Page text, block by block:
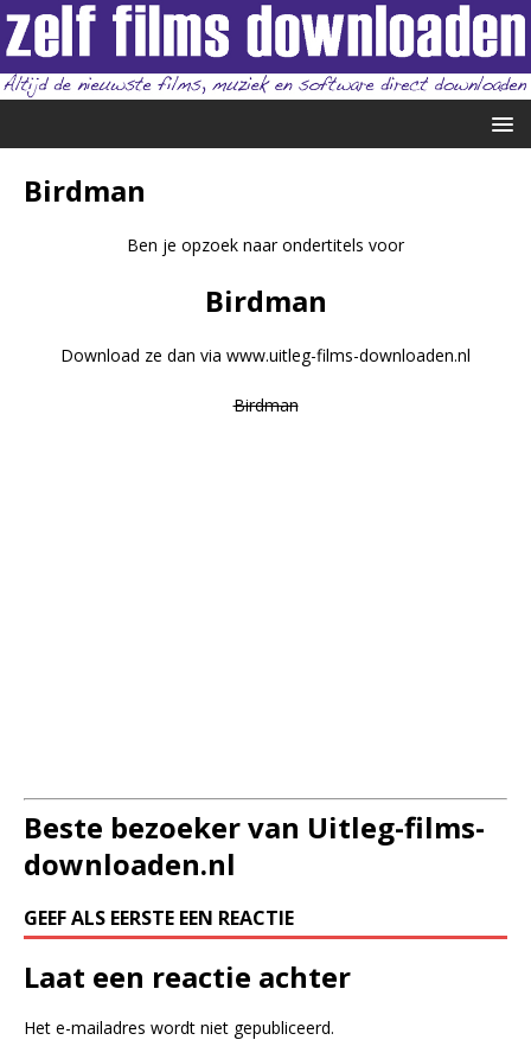
Birdman
Ben je opzoek naar ondertitels voor
Birdman
Download ze dan via www.uitleg-films-downloaden.nl
Birdman
Beste bezoeker van Uitleg-films-
downloaden.nl
GEEF ALS EERSTE EEN REACTIE
Laat een reactie achter
Het e-mailadres wordt niet gepubliceerd.